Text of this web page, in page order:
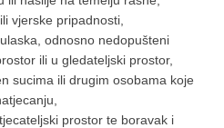
vjerske pripadnosti,
odnosno nedopušteni
ili u gledateljski prostor,
sucima ili drugim osobama koje
prostor te boravak i